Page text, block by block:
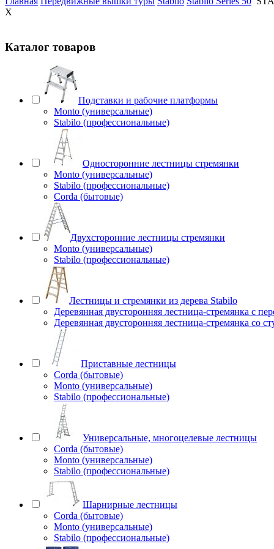
X
Каталог товаров
Подставки и рабочие платформы
Monto (универсальные)
Stabilo (профессиональные)
Односторонние лестницы стремянки
Monto (универсальные)
Stabilo (профессиональные)
Corda (бытовые)
Двухсторонние лестницы стремянки
Monto (универсальные)
Stabilo (профессиональные)
Лестницы и стремянки из дерева Stabilo
Деревянная двусторонняя лестница-стремянка с
Деревянная двусторонняя лестница-стремянка со
Приставные лестницы
Corda (бытовые)
Monto (универсальные)
Stabilo (профессиональные)
Универсальные, многоцелевые лестницы
Corda (бытовые)
Monto (универсальные)
Stabilo (профессиональные)
Шарнирные лестницы
Corda (бытовые)
Monto (универсальные)
Stabilo (профессиональные)